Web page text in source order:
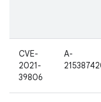
CVE-
2021-
39806
A-